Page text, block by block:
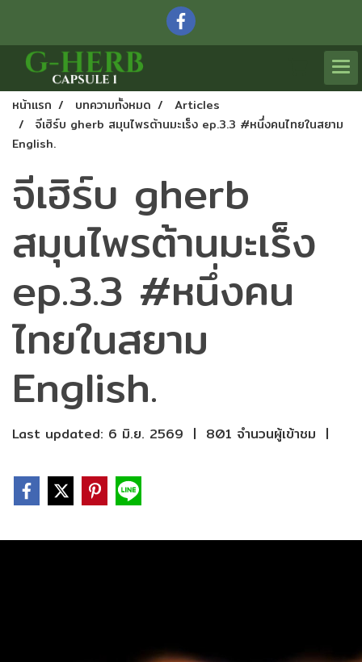
หน้าแรก บทความทั้งหมด
Articles
จีเฮิร์บ gherb สมุนไพรต้านมะเร็ง ep.3.3 #หนึ่งคนไทยในสยาม
English.
จีเฮิร์บ gherb
สมุนไพรต้านมะเร็ง
ep.3.3 #หนึ่งคน
ไทยในสยาม
English.
Last updated: 6 มิ.ย. 2569 | 801 จำนวนผู้เข้าชม |